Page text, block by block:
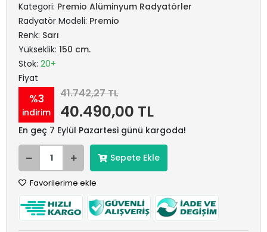
Kategori: Premio Alüminyum Radyatörler
Radyatör Modeli: Premio
Renk: Sarı
Yükseklik: 150 cm.
Stok: 20+
Fiyat
%3
indirim
41.742,27 TL
40.490,00 TL
En geç 7 Eylül Pazartesi günü kargoda!
Sepete Ekle
Favorilerime ekle